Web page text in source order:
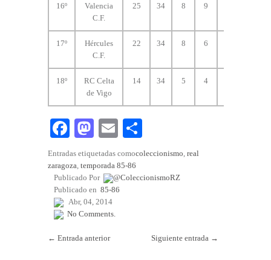
16º
Valencia
C.F.
25 34 8 9
17º
Hércules
C.F.
22 34 8 6
18º
RC Celta
de Vigo
14 34 5 4
Fa
ce
bo
ok
M
as
to
do
n
E
m
ail
o
pa
Entradas etiquetadas comocoleccionismo, real
zaragoza, temporada 85-86
Publicado Por
@ColeccionismoRZ
Publicado en 85-86
Abr, 04, 2014
No Comments.
← Entrada anterior Siguiente entrada →